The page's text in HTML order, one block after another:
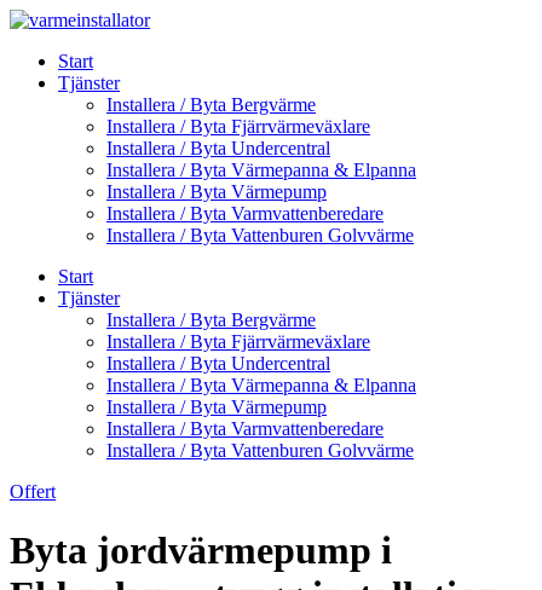
Skip
contentStart
Tjänster
Installera / Byta Bergvärme
Installera / Byta Fjärrvärmeväxlare
Installera / Byta Undercentral
Installera / Byta Värmepanna & Elpanna
Installera / Byta Värmepump
Installera / Byta Varmvattenberedare
Installera / Byta Vattenburen Golvvärme
Start
Tjänster
Installera / Byta Bergvärme
Installera / Byta Fjärrvärmeväxlare
Installera / Byta Undercentral
Installera / Byta Värmepanna & Elpanna
Installera / Byta Värmepump
Installera / Byta Varmvattenberedare
Installera / Byta Vattenburen Golvvärme
Offert
Byta jordvärmepump i